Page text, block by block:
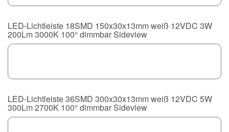
LED-Lichtleiste 18SMD 150x30x13mm weiß 12VDC 3W
200Lm 3000K 100° dimmbar Sideview
LED-Lichtleiste 36SMD 300x30x13mm weiß 12VDC 5W
300Lm 2700K 100° dimmbar Sideview